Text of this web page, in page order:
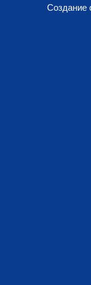
Создание